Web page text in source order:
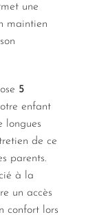
une
maintien
5
enfant
longues
de ce
parents.
à la
un accès
confort lors